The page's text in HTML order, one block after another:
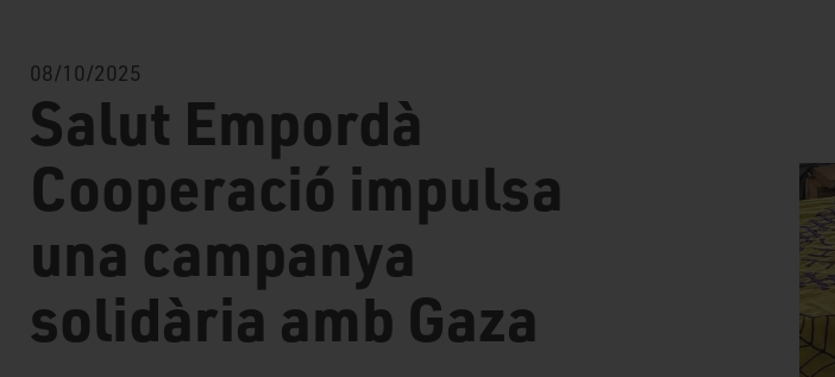
08/10/2025
Salut Empordà
Cooperació impulsa
una campanya
solidària amb Gaza